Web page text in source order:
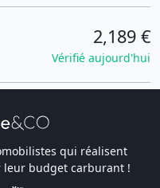
2,189 €
Vérifié aujourd'hui
qui réalisent
leur budget carburant !